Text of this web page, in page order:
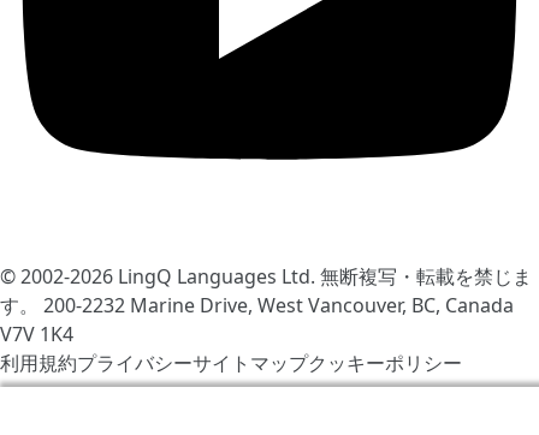
© 2002-2026 LingQ Languages Ltd. 無断複写・転載を禁じま
す。 200-2232 Marine Drive, West Vancouver, BC, Canada
V7V 1K4
利用規約プライバシーサイトマップクッキーポリシー